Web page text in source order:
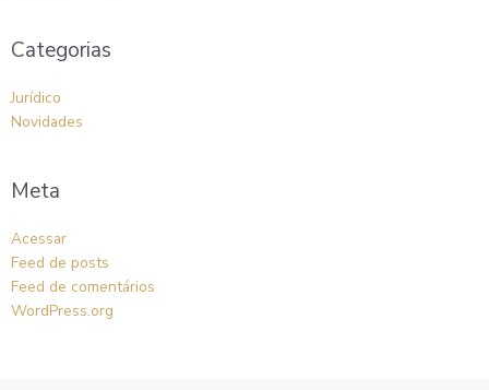
Categorias
Jurídico
Novidades
Meta
Acessar
Feed de posts
Feed de comentários
WordPress.org